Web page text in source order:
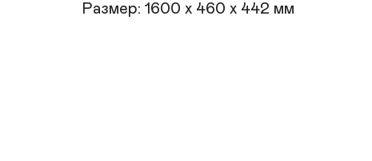
Размер: 1600 х 460 х 442 мм